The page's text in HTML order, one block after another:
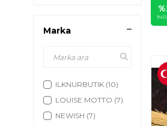
Marka
ILKNURBUTIK (10)
LOUISE MOTTO (7)
NEWISH (7)
%